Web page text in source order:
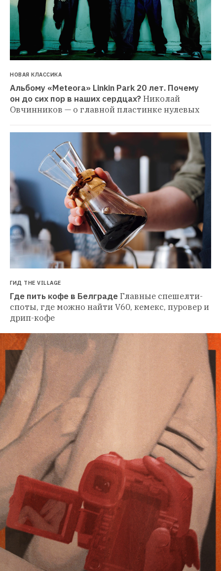
НОВАЯ КЛАССИКА
Альбому «Meteora» Linkin Park 20 лет. Почему
он до сих пор в наших сердцах?Николай
Овчинников — о главной пластинке нулевых
ГИД THE VILLAGE
Где пить кофе в БелградеГлавные спешелти-
споты, где можно найти V60, кемекс, пуровер и
дрип-кофе